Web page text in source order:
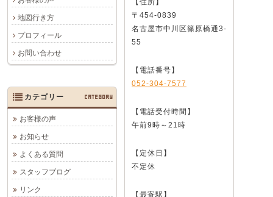
地図行き方
プロフィール
お問い合わせ
【住所】
〒454-0839
名古屋市中川区篠原橋通3-
55
【電話番号】
052-304-7577
【電話受付時間】
午前9時～21時
【定休日】
不定休
【最寄駅】
カテゴリー CATEGORY
お客様の声
お知らせ
よくある質問
スタッフブログ
リンク